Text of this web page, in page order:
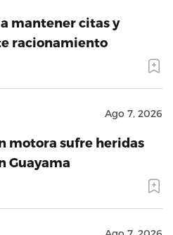
mantener citas y
racionamiento
Ago 7, 2026
motora sufre heridas
Guayama